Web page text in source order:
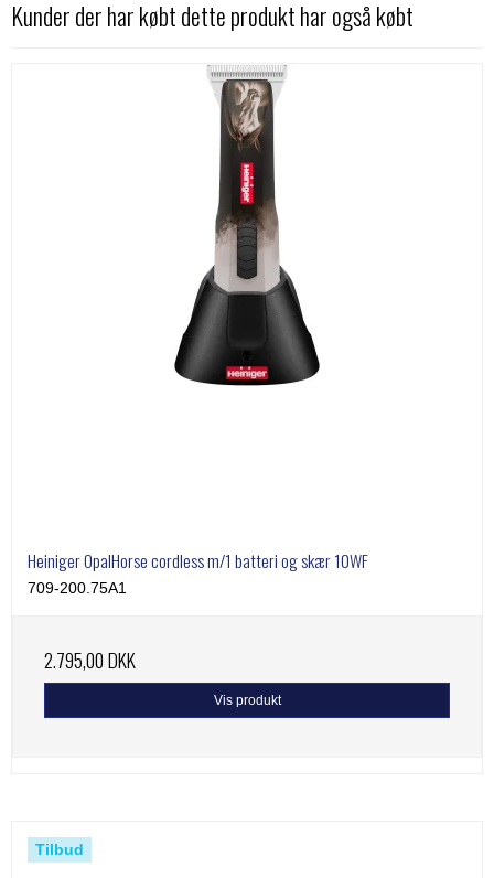
Kunder der har købt dette produkt har også købt
Heiniger OpalHorse cordless m/1 batteri og skær 10WF
709-200.75A1
2.795,00 DKK
Vis produkt
Tilbud